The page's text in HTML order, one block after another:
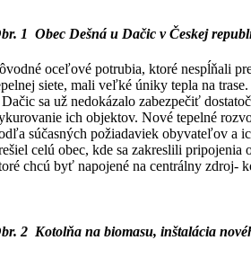
1 Obec Dešná u Dačic v Českej
oceľové potrubia, ktoré nespĺňali
siete, mali veľké úniky tepla na
sa už nedokázalo zabezpečiť
ich objektov. Nové tepelné
súčasných požiadaviek obyvateľov a
celú obec, kde sa zakreslili pripojenia
chcú byť napojené na centrálny zdroj-
2 Kotolňa na biomasu, inštalácia